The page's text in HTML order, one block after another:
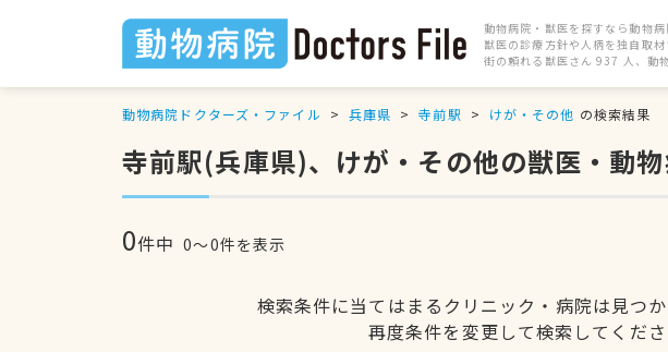
動物病院・獣医を探すなら動物病
獣医の診療方針や人柄を独自取
街の頼れる獣医さん 937 人、
動物病院ドクターズ・ファイル 兵庫県 寺前駅 けが・その他 の検索結果
寺前駅(兵庫県)、けが・その他の獣医・動
0件中 0〜0件を表示
検索条件に当てはまるクリニック・病院は見つか
再度条件を変更して検索してくださ